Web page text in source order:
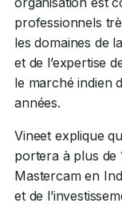
professionnels
les domaines de
et de l’expertise
le marché indien
années.
Vineet explique
portera à plus de
Mastercam en
et de